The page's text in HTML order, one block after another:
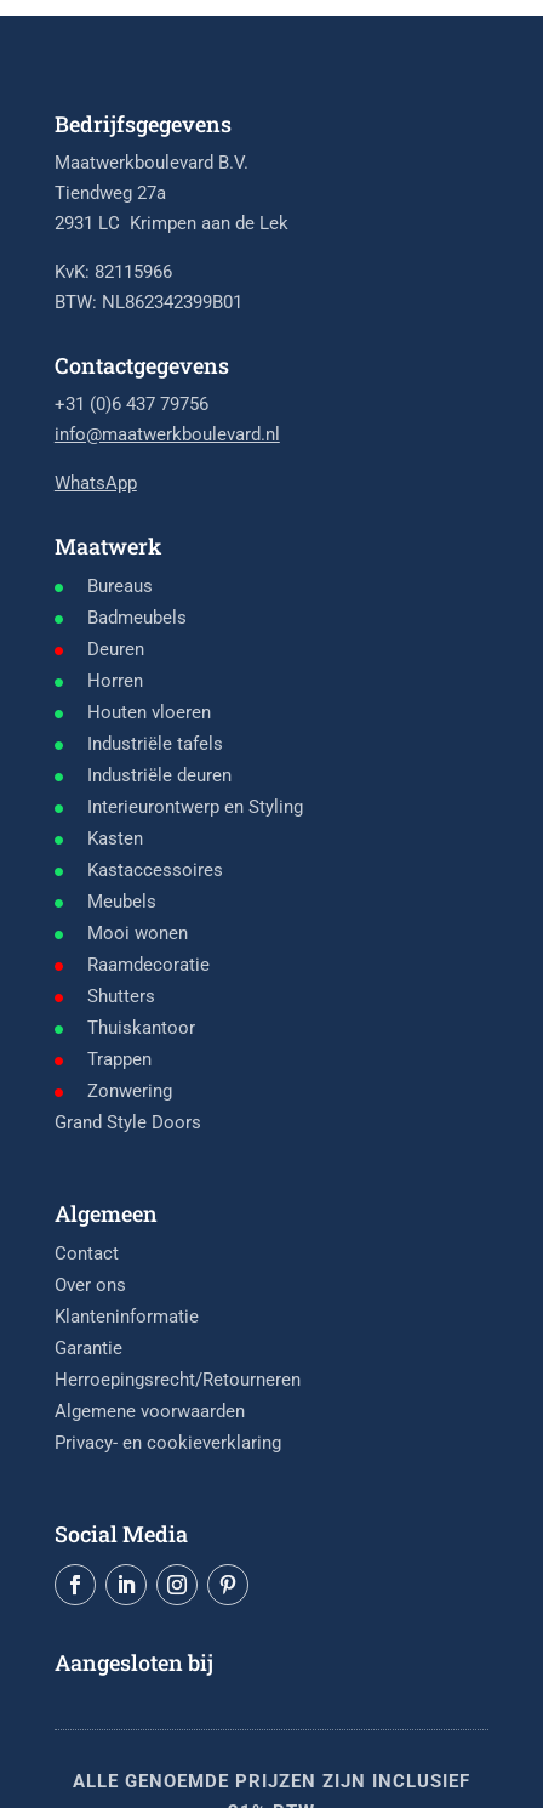
Bedrijfsgegevens
Maatwerkboulevard B.V.
Tiendweg 27a
2931 LC Krimpen aan de Lek
KvK: 82115966
BTW: NL862342399B01
Contactgegevens
+31 (0)6 437 79756
info@maatwerkboulevard.nl
WhatsApp
Maatwerk
Bureaus
Badmeubels
Deuren
Horren
Houten vloeren
Industriële tafels
Industriële deuren
Interieurontwerp en Styling
Kasten
Kastaccessoires
Meubels
Mooi wonen
Raamdecoratie
Shutters
Thuiskantoor
Trappen
Zonwering
Grand Style Doors
Algemeen
Contact
Over ons
Klanteninformatie
Garantie
Herroepingsrecht/Retourneren
Algemene voorwaarden
Privacy- en cookieverklaring
Social Media
Aangesloten bij
ALLE GENOEMDE PRIJZEN ZIJN INCLUSIEF